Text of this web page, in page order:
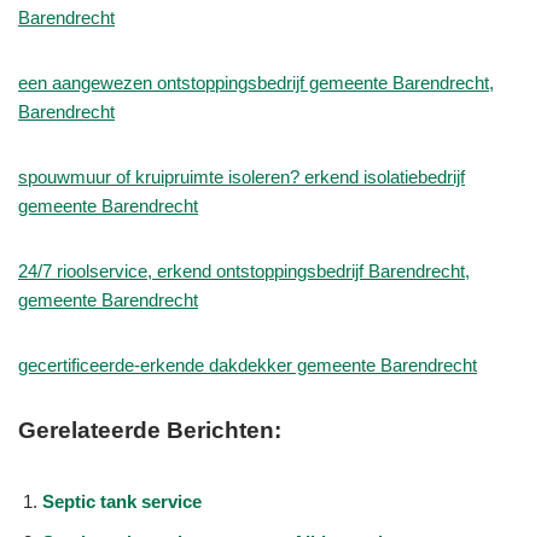
Barendrecht
een aangewezen ontstoppingsbedrijf gemeente Barendrecht,
Barendrecht
spouwmuur of kruipruimte isoleren? erkend isolatiebedrijf
gemeente Barendrecht
24/7 rioolservice, erkend ontstoppingsbedrijf Barendrecht,
gemeente Barendrecht
gecertificeerde-erkende dakdekker gemeente Barendrecht
Gerelateerde Berichten:
Septic tank service